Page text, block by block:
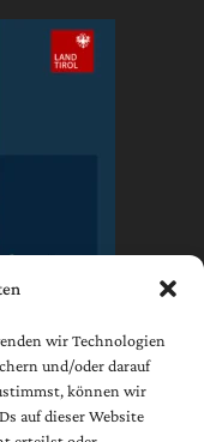
wir Technologien
und/oder darauf
können wir
auf dieser Website